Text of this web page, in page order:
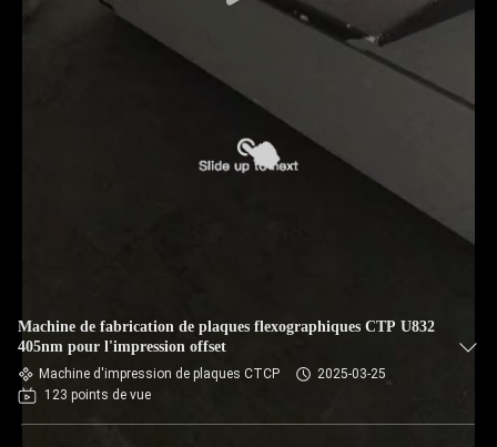
Machine de fabrication de plaques flexographiques CTP U832
405nm pour l'impression offset
Machine d'impression de plaques CTCP
2025-03-25
123 points de vue